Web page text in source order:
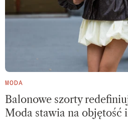
MODA
Balonowe szorty
Moda stawia na objętość